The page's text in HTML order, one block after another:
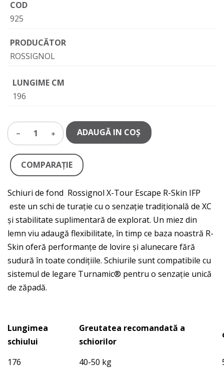
COD
925
PRODUCĂTOR
ROSSIGNOL
LUNGIME CM
196
1 ADAUGĂ IN COŞ
COMPARAŢIE
Schiuri de fond Rossignol X-Tour Escape R-Skin IFP
este un schi de turație cu o senzație tradițională de XC
și stabilitate suplimentară de explorat. Un miez din
lemn viu adaugă flexibilitate, în timp ce baza noastră R-
Skin oferă performanțe de lovire și alunecare fără
sudură în toate condițiile. Schiurile sunt compatibile cu
sistemul de legare Turnamic® pentru o senzație unică
de zăpadă.
Lungimea
schiului
Greutatea recomandată a
schiorilor
176 40-50 kg